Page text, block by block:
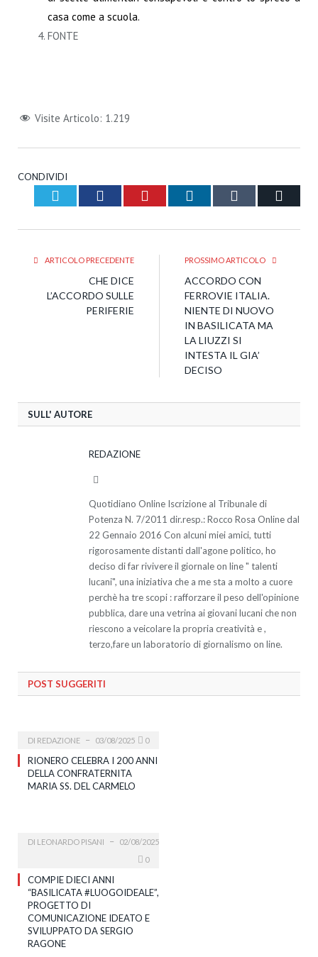
casa come a scuola.
FONTE
Visite Articolo: 1.219
CONDIVIDI
Twitter Facebook Pinterest LinkedIn Tumblr
ARTICOLO PRECEDENTE
CHE DICE
L’ACCORDO SULLE
PERIFERIE
PROSSIMO ARTICOLO
ACCORDO CON
FERROVIE ITALIA.
NIENTE DI NUOVO
IN BASILICATA MA
LA LIUZZI SI
INTESTA IL GIA’
DECISO
SULL' AUTORE
REDAZIONE
Quotidiano Online Iscrizione al Tribunale di
Potenza N. 7/2011 dir.resp.: Rocco Rosa Online dal
22 Gennaio 2016 Con alcuni miei amici, tutti
rigorosamente distanti dall'agone politico, ho
deciso di far rivivere il giornale on line " talenti
lucani", una iniziativa che a me sta a molto a cuore
perchè ha tre scopi : rafforzare il peso dell'opinione
pubblica, dare una vetrina ai giovani lucani che non
riescono a veicolare la propria creatività e ,
terzo,fare un laboratorio di giornalismo on line.
POST SUGGERITI
DI REDAZIONE 03/08/2025 0
RIONERO CELEBRA I 200 ANNI
DELLA CONFRATERNITA
MARIA SS. DEL CARMELO
DI LEONARDO PISANI
02/08/2025
0
COMPIE DIECI ANNI
“BASILICATA #LUOGOIDEALE”,
PROGETTO DI
COMUNICAZIONE IDEATO E
SVILUPPATO DA SERGIO
RAGONE